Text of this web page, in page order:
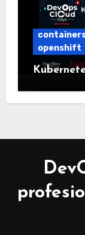
openshift